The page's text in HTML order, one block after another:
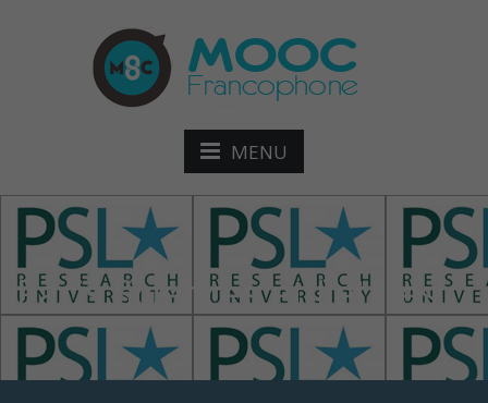
MENU
Paris Sciences et Lettres